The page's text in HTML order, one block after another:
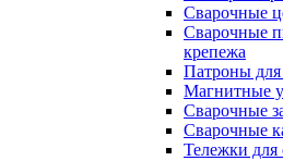
Сварочные
Сварочные
крепежа
Патроны
Магнитные
Сварочные
Сварочные
Тележки для